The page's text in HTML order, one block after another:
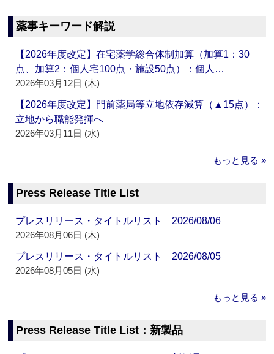
薬事キーワード解説
【2026年度改定】在宅薬学総合体制加算（加算1：30
点、加算2：個人宅100点・施設50点）：個人…
2026年03月12日 (木)
【2026年度改定】門前薬局等立地依存減算（▲15点）：
立地から職能発揮へ
2026年03月11日 (水)
もっと見る »
Press Release Title List
プレスリリース・タイトルリスト 2026/08/06
2026年08月06日 (木)
プレスリリース・タイトルリスト 2026/08/05
2026年08月05日 (水)
もっと見る »
Press Release Title List：新製品